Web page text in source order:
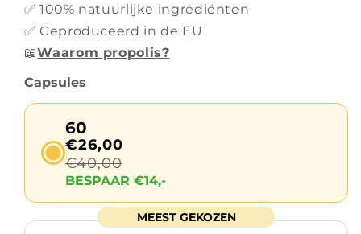
✅ 100% natuurlijke ingrediënten
✅ Geproduceerd in de EU
📖Waarom propolis?
Capsules
60
€26,00
€40,00
BESPAAR €14,-
MEEST GEKOZEN